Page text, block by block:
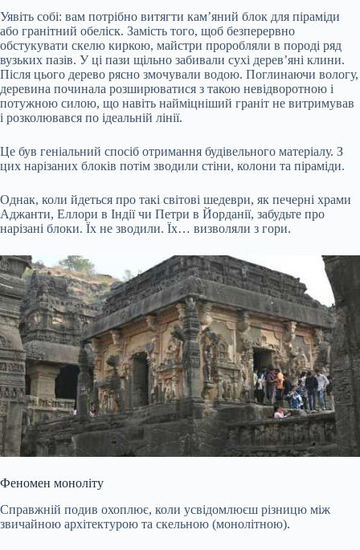
Уявіть собі: вам потрібно витягти кам’яний блок для піраміди
або гранітний обеліск. Замість того, щоб безперервно
обстукувати скелю киркою, майстри проробляли в породі ряд
вузьких пазів. У ці пази щільно забивали сухі дерев’яні клини.
Після цього дерево рясно змочували водою. Поглинаючи вологу,
деревина починала розширюватися з такою невідворотною і
потужною силою, що навіть найміцніший граніт не витримував
і розколювався по ідеальній лінії.
Це був геніальний спосіб отримання будівельного матеріалу. З
цих нарізаних блоків потім зводили стіни, колони та піраміди.
Однак, коли йдеться про такі світові шедеври, як печерні храми
Аджанти, Еллори в Індії чи Петри в Йорданії, забудьте про
нарізані блоки. Їх не зводили. Їх… визволяли з гори.
Феномен моноліту
Справжній подив охоплює, коли усвідомлюєш різницю між
звичайною архітектурою та скельною (монолітною).